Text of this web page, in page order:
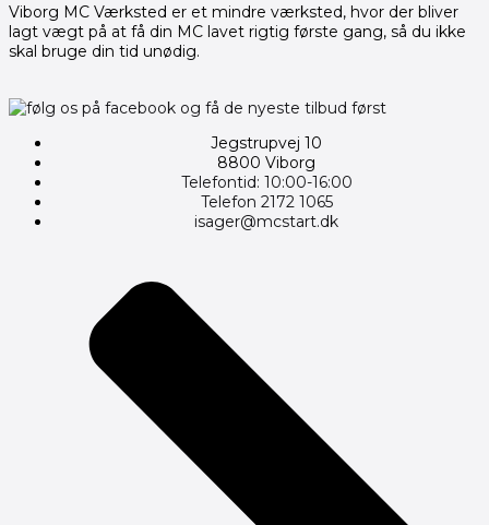
Viborg MC Værksted er et mindre værksted, hvor der bliver
lagt vægt på at få din MC lavet rigtig første gang, så du ikke
skal bruge din tid unødig.
Jegstrupvej 10
8800 Viborg
Telefontid: 10:00-16:00
Telefon 2172 1065
isager@mcstart.dk